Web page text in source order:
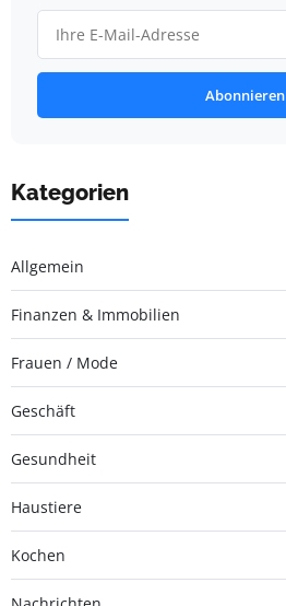
Abonnieren
Kategorien
Allgemein
Finanzen & Immobilien
Frauen / Mode
Geschäft
Gesundheit
Haustiere
Kochen